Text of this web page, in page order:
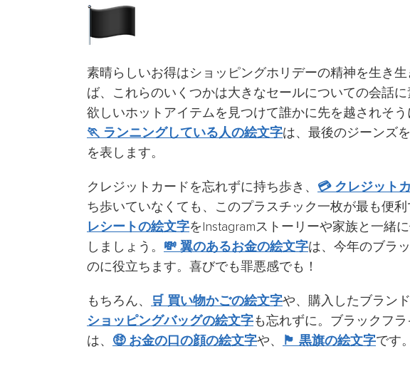
素晴らしいお得はショッピングホリデーの精神を生き
ば、これらのいくつかは大きなセールについての会話
欲しいホットアイテムを見つけて誰かに先を越されそ
🏃 ランニングしている人の絵文字は、最後のジーンズ
を表します。
クレジットカードを忘れずに持ち歩き、 💳 クレジット
ち歩いていなくても、このプラスチック一枚が最も便
レシートの絵文字をInstagramストーリーや家族と一緒
しましょう。 💸 翼のあるお金の絵文字は、今年のブラ
のに役立ちます。喜びでも罪悪感でも！
もちろん、 🛒 買い物かごの絵文字や、購入したブラン
ショッピングバッグの絵文字も忘れずに。ブラックフ
は、 🤑 お金の口の顔の絵文字や、 🏴 黒旗の絵文字です。